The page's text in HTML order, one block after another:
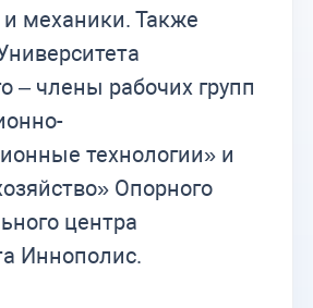
механики. Также
– члены рабочих групп
технологии» и
Опорного
центра
Иннополис.